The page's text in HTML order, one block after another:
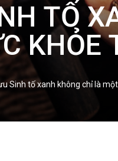
TỐ
KHỎE
Sinh tố xanh không chỉ là